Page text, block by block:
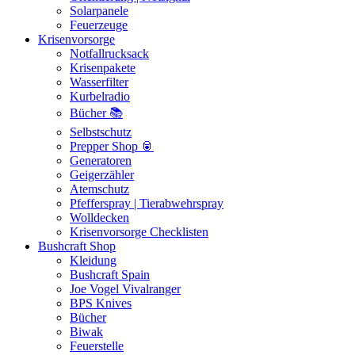
Solarpanele
Feuerzeuge
Krisenvorsorge
Notfallrucksack
Krisenpakete
Wasserfilter
Kurbelradio
Bücher 📚
Selbstschutz
Prepper Shop 🥫
Generatoren
Geigerzähler
Atemschutz
Pfefferspray | Tierabwehrspray
Wolldecken
Krisenvorsorge Checklisten
Bushcraft Shop
Kleidung
Bushcraft Spain
Joe Vogel Vivalranger
BPS Knives
Bücher
Biwak
Feuerstelle